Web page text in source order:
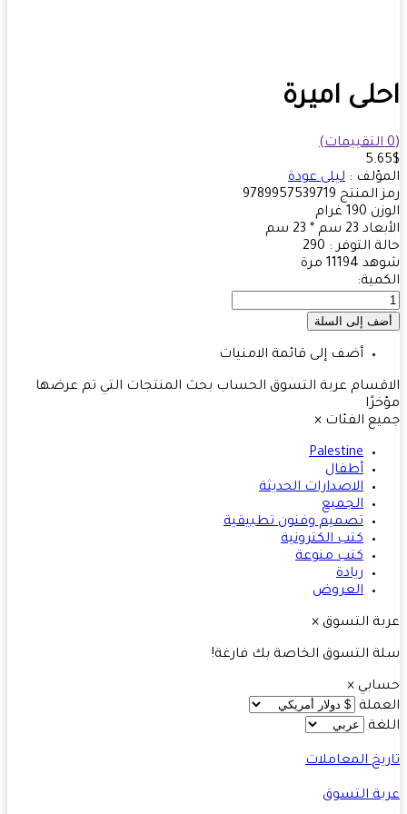
اميرة
:ليلى عودة
المنتج9789957539719
190 غرام
23 سم * 23 سم
التوفر : 290
11194 مرة
أضف إلى قائمة الامنيات
عربة التسوق الحساب بحث المنتجات التي تم عرضها
الفئات ×
Palestine
أطفال
الاصدارات الحديثة
الجميع
تصميم وفنون تطبيقية
كتب الكترونية
كتب منوعة
ريادة
العروض
التسوق ×
التسوق الخاصة بك فارغة!
×
المعاملات
التسوق